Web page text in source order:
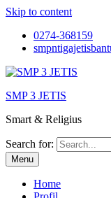
Skip to content
0274-368159
SMP 3 JETIS
Smart & Religius
Search for:
Menu
Home